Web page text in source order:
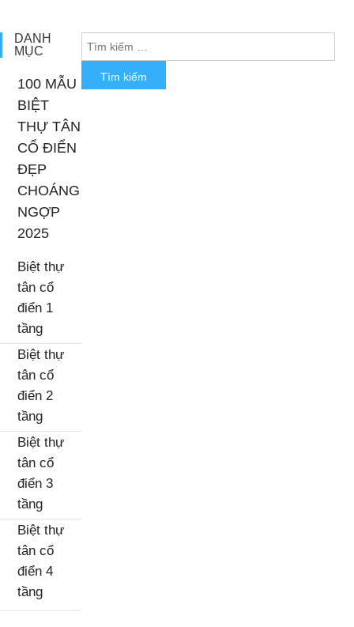
DANH
MỤC
100 MẪU
BIỆT
THỰ TÂN
CỔ ĐIỂN
ĐẸP
CHOÁNG
NGỢP
2025
Biệt thự
tân cổ
điển 1
tầng
Biệt thự
tân cổ
điển 2
tầng
Biệt thự
tân cổ
điển 3
tầng
Biệt thự
tân cổ
điển 4
tầng